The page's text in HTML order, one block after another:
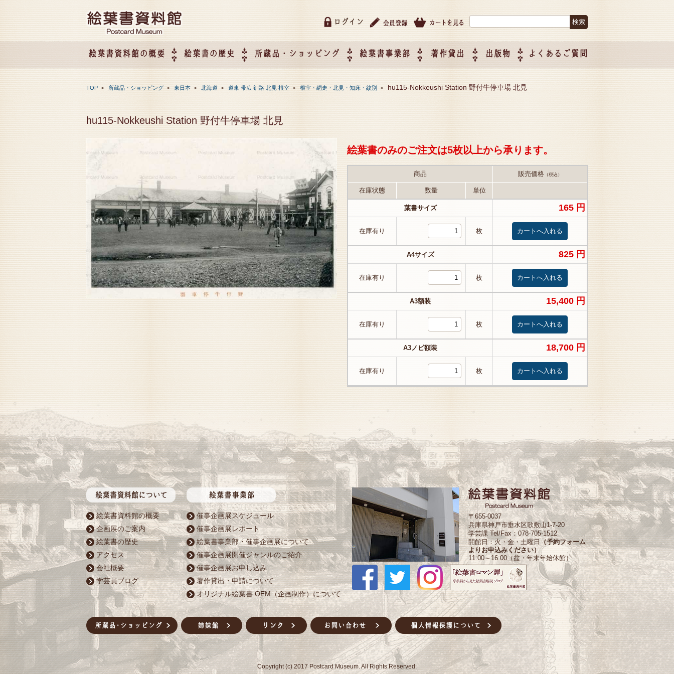
ログイン
絵葉書資料館の概要 絵葉書の歴史 所蔵品・ショッピング 絵葉書事業部
て
作）について
著作貸出 出版物 よくあるご質問
TOP > 所蔵品・ショッピング > 東日本 > 北海道 > 道東 帯広 釧路 北見 根室 > 根室・網走・北見・知床・紋別 > hu115-Nokkeushi Station 野付牛停車場 北見
hu115-Nokkeushi Station 野付牛停車場 北見
絵葉書のみのご注文は5枚以上から承ります。
商品 販売価格（税込）
在庫状態 数量 単位
葉書サイズ 165 円
在庫有り 枚
A4サイズ 825 円
在庫有り 枚
A3額装 15,400 円
在庫有り 枚
A3ノビ額装 18,700 円
在庫有り 枚
絵葉書資料館の概要
企画展のご案内
絵葉書の歴史
アクセス
会社概要
学芸員ブログ
催事企画展スケジュール
催事企画展レポート
絵葉書事業部・催事企画展について
催事企画展開催ジャンルのご紹介
催事企画展お申し込み
著作貸出・申請について
オリジナル絵葉書 OEM（企画制作）について
〒655-0037
兵庫県神戸市垂水区歌敷山1-7-20
学芸課 Tel/Fax：078-705-1512
開館日：火・金・土曜日 （予約フォーム
よりお申込みください）
11:00～16:00（盆・年末年始休館）
Copyright (c) 2017 Postcard Museum. All Rights Reserved.